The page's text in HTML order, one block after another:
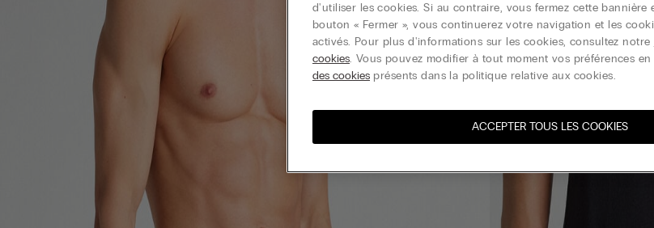
d'utiliser les cookies. Si au contraire, vous fermez cette bannière
bouton « Fermer », vous continuerez votre navigation et les
activés. Pour plus d'informations sur les cookies, consultez notre
cookies. Vous pouvez modifier à tout moment vos préférences
des cookies présents dans la politique relative aux cookies.
ACCEPTER TOUS LES COOKIES